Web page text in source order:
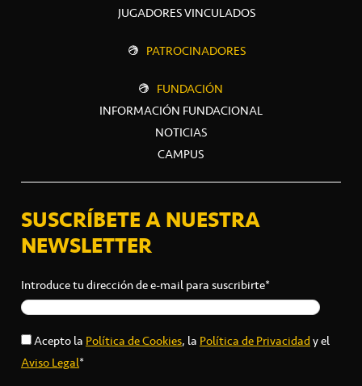
JUGADORES VINCULADOS
PATROCINADORES
FUNDACIÓN
INFORMACIÓN FUNDACIONAL
NOTICIAS
CAMPUS
SUSCRÍBETE A NUESTRA
NEWSLETTER
Introduce tu dirección de e-mail para suscribirte*
Acepto laPolítica de Cookies, laPolítica de Privacidady el
Aviso Legal*